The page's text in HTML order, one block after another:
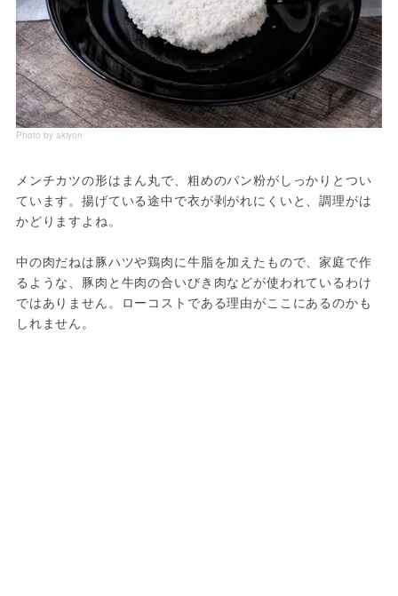
Photo by akiyon
メンチカツの形はまん丸で、粗めのパン粉がしっかりとつい
ています。揚げている途中で衣が剥がれにくいと、調理がは
かどりますよね。
中の肉だねは豚ハツや鶏肉に牛脂を加えたもので、家庭で作
るような、豚肉と牛肉の合いびき肉などが使われているわけ
ではありません。ローコストである理由がここにあるのかも
しれません。